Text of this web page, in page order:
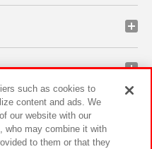
such as cookies to
content and ads. We
our website with our
who may combine it with
to them or that they